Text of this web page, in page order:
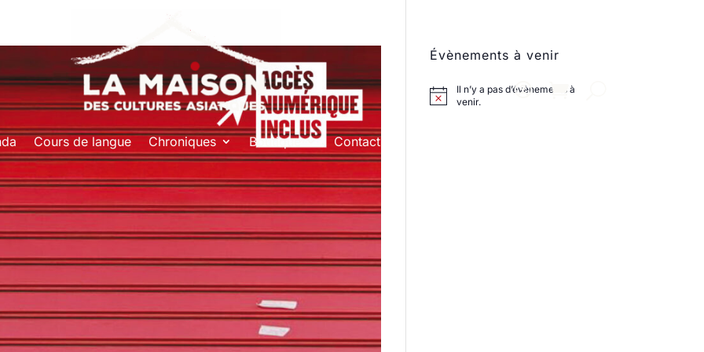
Cours de langue Chroniques Boutique Contact
Évènements à venir
Il n’y a pas d’évènements à
venir.